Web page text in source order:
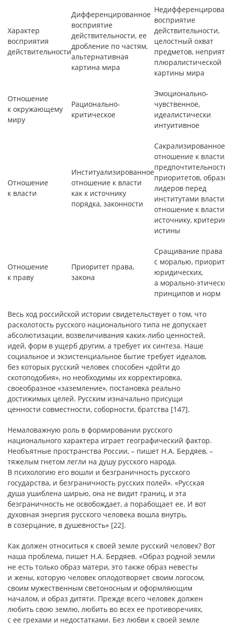
Характер
восприятия
действительности
Дифференцированное
восприятие
действительности, ее
дробление по частям,
альтернативная
картина мира
восприятие
действительности,
целостный охват
предметов,
плюралистической
картины мира
Отношение
к окружающему
миру
Рационально-
критическое
Эмоционально-
чувственное,
идеалистически
интуитивное
Отношение
к власти
Институализированное
отношение к власти
как к источнику
порядка, законности
Сакрализированное
отношение к
приоритетов,
лидеров перед
институтами
отношение к
источнику,
истины
Отношение
к праву
Приоритет права,
закона
Сращивание права
с моралью,
юридических,
а морально-
принципов и норм
Весь ход российской истории свидетельствует о том, что
расколотость русского национального типа не допускает
абсолютизации, возвеличивания каких-либо ценностей,
идей, форм в ущерб другим, а требует их синтеза. Наше
социальное и экзистенциальное бытие требует идеалов,
без которых русский человек способен «дойти до
скотоподобия», но необходимы их корректировка,
своеобразное «заземление», постановка реально
достижимых целей. Русским изначально присущи
ценности совместности, соборности, братства [147].
Немаловажную роль в формировании русского
национального характера играет географический фактор.
Необъятные пространства России, – пишет Н.А. Бердяев, –
тяжелым гнетом легли на душу русского народа.
В психологию его вошли и безграничность русского
государства, и безграничность русских полей». «Русская
душа ушиблена ширью, она не видит границ, и эта
безграничность не освобождает, а порабощает ее. И вот
духовная энергия русского человека вошла внутрь,
в созерцание, в душевность» [22].
Как должен относиться к своей земле русский человек? Вот
наша проблема, пишет Н.А. Бердяев. «Образ родной земли
не есть только образ матери, это также образ невесты
и жены, которую человек оплодотворяет своим логосом,
своим мужественным светоносным и оформляющим
началом, и образ дитяти. Прежде всего человек должен
любить свою землю, любить во всех ее противоречиях,
с ее грехами и недостатками. Без любви к своей земле